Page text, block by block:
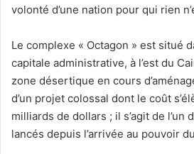
volonté d’une nation pour qui rien
Le complexe « Octagon » est situé
capitale administrative, à l’est du
zone désertique en cours
d’un projet colossal dont le coût
milliards de dollars ; il s’agit de l’un
lancés depuis l’arrivée au pouvoir